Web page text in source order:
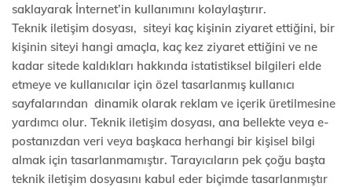
saklayarak İnternet’in kullanımını kolaylaştırır.
Teknik iletişim dosyası, siteyi kaç kişinin ziyaret ettiğini, bir
kişinin siteyi hangi amaçla, kaç kez ziyaret ettiğini ve ne
kadar sitede kaldıkları hakkında istatistiksel bilgileri elde
etmeye ve kullanıcılar için özel tasarlanmış kullanıcı
sayfalarından dinamik olarak reklam ve içerik üretilmesine
yardımcı olur. Teknik iletişim dosyası, ana bellekte veya e-
postanızdan veri veya başkaca herhangi bir kişisel bilgi
almak için tasarlanmamıştır. Tarayıcıların pek çoğu başta
teknik iletişim dosyasını kabul eder biçimde tasarlanmıştır